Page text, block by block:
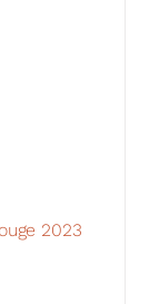
2023